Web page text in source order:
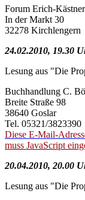
Forum Erich-
In der Markt 30
32278 Kirchlengern
24.02.2010, 19.30
Lesung aus "Die
Buchhandlung C.
Breite Straße 98
38640 Goslar
Tel. 05321/3823390
Diese E-Mail-
muss JavaScript
20.04.2010, 20.00
Lesung aus "Die